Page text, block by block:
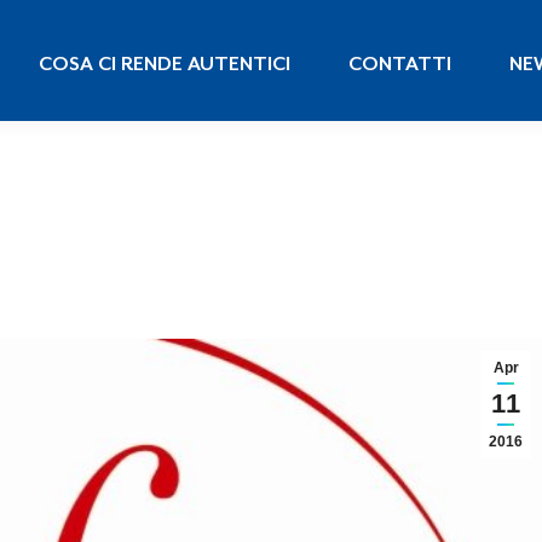
COSA CI RENDE AUTENTICI CONTATTI
Apr
11
2016